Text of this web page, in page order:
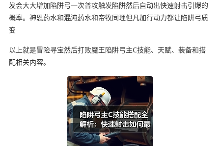
发会大大增加陷阱弓一次普攻触发陷阱然后自动出快速射击引爆的
概率。神恩药水和混沌药水和帝牧同理但凡加行动力都让陷阱弓质
变
以上就是冒险寻宝然后打败魔王陷阱弓主C技能、天赋、装备和搭
配相关内容。